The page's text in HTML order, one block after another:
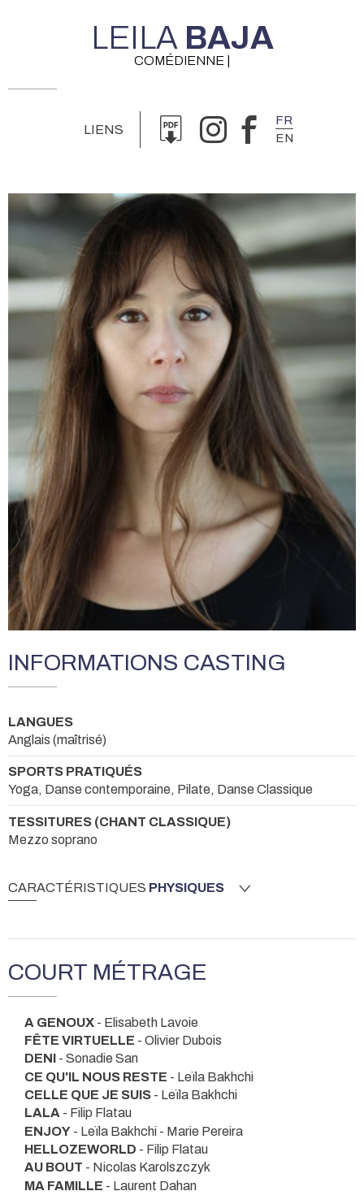
LEILA BAJA
COMÉDIENNE |
LIENS
FR
EN
INFORMATIONS CASTING
LANGUES
Anglais (maîtrisé)
SPORTS PRATIQUÉS
Yoga, Danse contemporaine, Pilate, Danse Classique
TESSITURES (CHANT CLASSIQUE)
Mezzo soprano
CARACTÉRISTIQUES PHYSIQUES
COURT MÉTRAGE
A GENOUX - Elisabeth Lavoie
FÊTE VIRTUELLE - Olivier Dubois
DENI
- Sonadie San
CE QU'IL NOUS RESTE - Leïla Bakhchi
CELLE QUE JE SUIS - Leïla Bakhchi
LALA - Filip Flatau
ENJOY - Leïla Bakhchi - Marie Pereira
HELLOZEWORLD - Filip Flatau
AU BOUT - Nicolas Karolszczyk
MA FAMILLE - Laurent Dahan